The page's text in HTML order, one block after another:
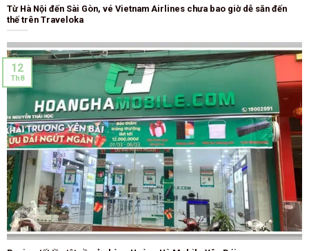
Từ Hà Nội đến Sài Gòn, vé Vietnam Airlines chưa bao giờ dễ săn đến
thế trên Traveloka
12
Th8